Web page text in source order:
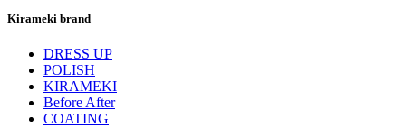
Kirameki brand
DRESS UP
POLISH
KIRAMEKI
Before After
COATING